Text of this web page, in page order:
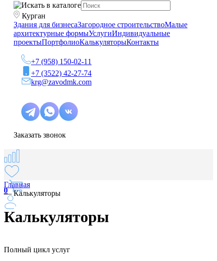
Курган
Здания для бизнесаЗагородное строительствоМалые
архитектурные формыУслугиИндивидуальные
проектыПортфолиоКалькуляторыКонтакты
+7 (958) 150-02-11
+7 (3522) 42-27-74
krg@zavodmk.com
Заказать звонок
0
Главная
—Калькуляторы
Калькуляторы
Полный цикл услуг